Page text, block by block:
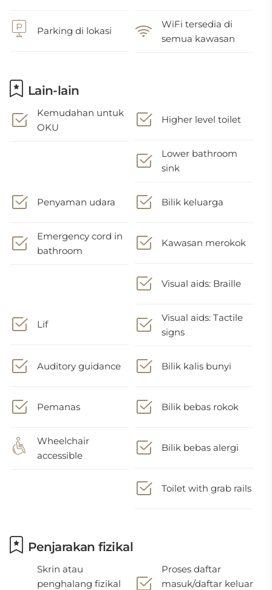
Parking di lokasi
WiFi tersedia di
semua kawasan
Lain-lain
Kemudahan untuk
OKU
Higher level toilet
Lower bathroom
sink
Penyaman udara Bilik keluarga
Emergency cord in
bathroom
Kawasan merokok
Visual aids: Braille
Lif
Visual aids: Tactile
signs
Auditory guidance Bilik kalis bunyi
Pemanas Bilik bebas rokok
Wheelchair
accessible
Bilik bebas alergi
Toilet with grab rails
Penjarakan fizikal
Skrin atau
penghalang fizikal
Proses daftar
masuk/daftar keluar